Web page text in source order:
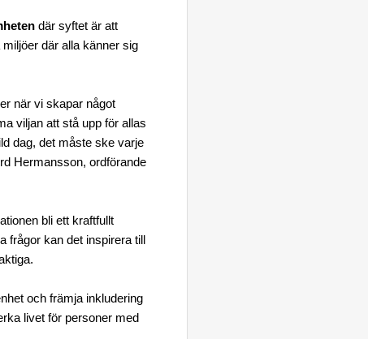
där syftet är att
där alla känner sig
när vi skapar något
viljan att stå upp för allas
dag, det måste ske varje
Hermansson, ordförande
bli ett kraftfullt
kan det inspirera till
och främja inkludering
livet för personer med